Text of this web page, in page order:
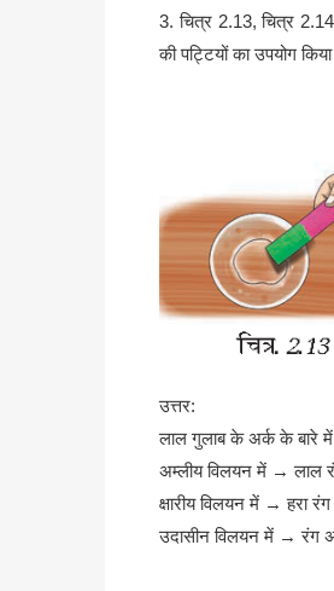
3. चित्र 2.13, चित्र
की पट्टियों का उपयोग
उत्तर:
लाल गुलाब के अर्क के बारे
अम्लीय विलयन में → लाल
क्षारीय विलयन में → हरा रंग
उदासीन विलयन में → रंग